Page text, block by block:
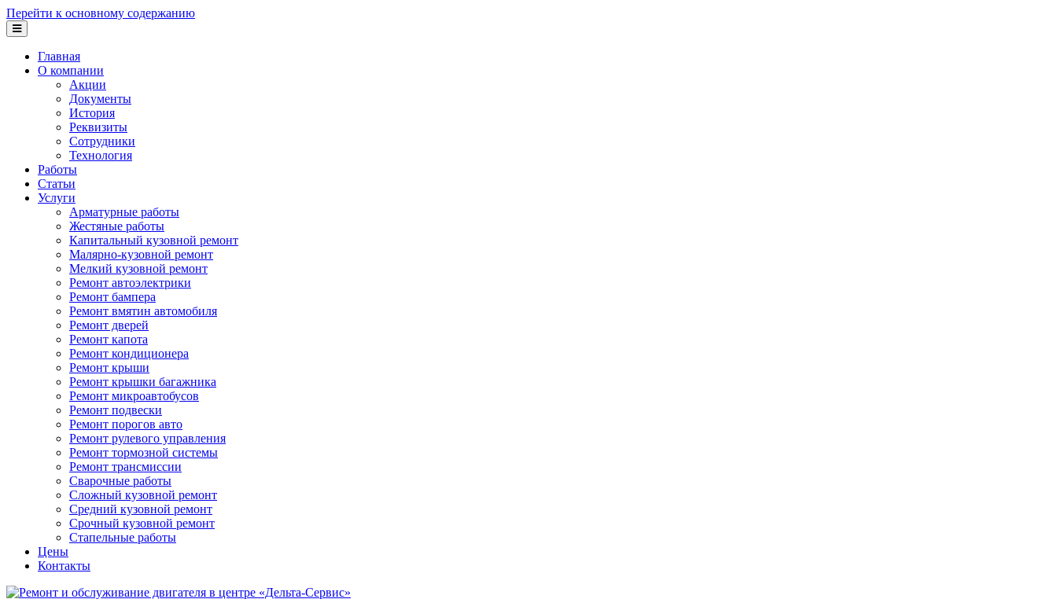
Перейти к основному содержанию
Главная
О компании
Акции
Документы
История
Реквизиты
Сотрудники
Технология
Работы
Статьи
Услуги
Арматурные работы
Жестяные работы
Капитальный кузовной ремонт
Малярно-кузовной ремонт
Мелкий кузовной ремонт
Ремонт автоэлектрики
Ремонт бампера
Ремонт вмятин автомобиля
Ремонт дверей
Ремонт капота
Ремонт кондиционера
Ремонт крыши
Ремонт крышки багажника
Ремонт микроавтобусов
Ремонт подвески
Ремонт порогов авто
Ремонт рулевого управления
Ремонт тормозной системы
Ремонт трансмиссии
Сварочные работы
Сложный кузовной ремонт
Средний кузовной ремонт
Срочный кузовной ремонт
Стапельные работы
Цены
Контакты